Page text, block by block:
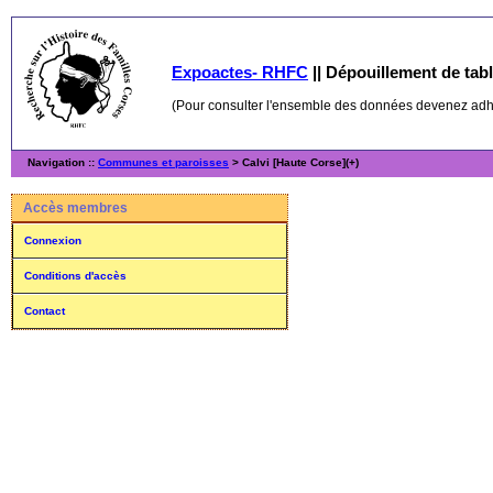
Expoactes- RHFC || Dépouillement de
(Pour consulter l'ensemble des données devenez
Navigation :: Communes et paroisses > Calvi [Haute Corse](+)
Accès membres
Connexion
Conditions d'accès
Contact